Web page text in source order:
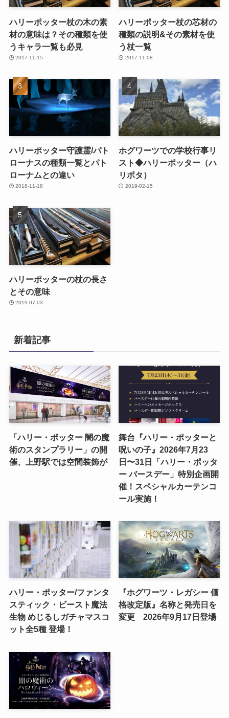
ハリーポッター杖の木の素
材の意味は？その種類を使
うキャラ一覧も必見
2017-11-15
ハリーポッター杖の芯材の
種類の説明&その素材を使
う杖一覧
2017-11-08
ハリーポッター守護霊/パト
ローナスの種類一覧とパト
ローナムとの違い
2018-11-18
ホグワーツでの学校行事リ
スト◆ハリーポッター（ハ
リポタ）
2019-02-15
ハリーポッターの杖の長さ
とその意味
2019-07-03
新着記事
「ハリー・ポッター 闇の魔
術のスタンプラリー」の開
催、上野駅では空間装飾が
舞台『ハリー・ポッターと
呪いの子』2026年7月23
日〜31日「ハリー・ポッタ
ー バースデー」特別企画開
催！スペシャルカーテンコ
ール実施！
ハリー・ポッター/ファンタ
スティック・ビースト魔法
生物 めじるしガチャマスコ
ット全5種 登場！
『ホグワーツ・レガシー 価
格改定版』名称と発売日を
変更 2026年9月17日登場